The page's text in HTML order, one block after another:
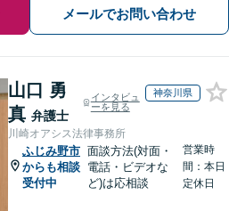
メールでお問い合わせ
山口 勇
真 弁護士
インタビュ
ーを見る
神奈川県
川崎オアシス法律事務所
ふじみ野市
からも相談
受付中
面談方法(対面・
電話・ビデオな
ど)は応相談
営業時
間：本日
定休日